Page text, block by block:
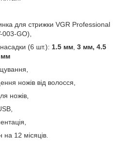
для стрижки VGR Professional
GO),
насадки (6 шт.): 1.5 мм 3 мм, 4.5
мм
ножів від волосся,
ножів,
на 12 місяців.